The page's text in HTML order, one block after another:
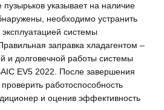
указывает на наличие
необходимо устранить
системы
заправка хладагентом –
и долговечной работы системы
EV5 2022. После завершения
работоспособность
и оценив эффективность